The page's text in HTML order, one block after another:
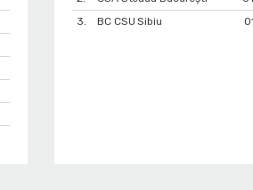
3.
BC CSU Sibiu